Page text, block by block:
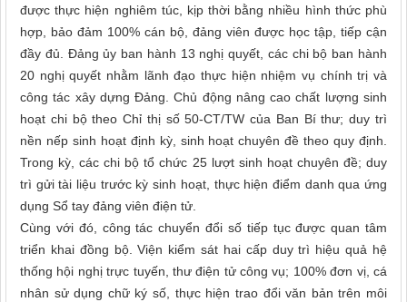
được thực hiện nghiêm túc, kịp thời bằng nhiều hình thức phù
hợp, bảo đảm 100% cán bộ, đảng viên được học tập, tiếp cận
đầy đủ. Đảng ủy ban hành 13 nghị quyết, các chi bộ ban hành
20 nghị quyết nhằm lãnh đạo thực hiện nhiệm vụ chính trị và
công tác xây dựng Đảng. Chủ động nâng cao chất lượng sinh
hoạt chi bộ theo Chỉ thị số 50-CT/TW của Ban Bí thư; duy trì
nền nếp sinh hoạt định kỳ, sinh hoạt chuyên đề theo quy định.
Trong kỳ, các chi bộ tổ chức 25 lượt sinh hoạt chuyên đề; duy
trì gửi tài liệu trước kỳ sinh hoạt, thực hiện điểm danh qua ứng
dụng Sổ tay đảng viên điện tử.
Cùng với đó, công tác chuyển đổi số tiếp tục được quan tâm
triển khai đồng bộ. Viện kiểm sát hai cấp duy trì hiệu quả hệ
thống hội nghị trực tuyến, thư điện tử công vụ; 100% đơn vị, cá
nhân sử dụng chữ ký số, thực hiện trao đổi văn bản trên môi